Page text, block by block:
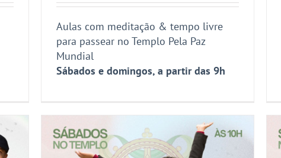
Aulas com meditação & tempo livre
para passear no Templo Pela Paz
Mundial
Sábados e domingos, a partir das 9h